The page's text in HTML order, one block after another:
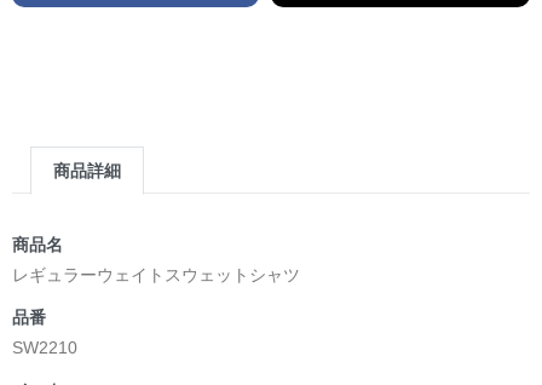
商品詳細
商品名
レギュラーウェイトスウェットシャツ
品番
SW2210